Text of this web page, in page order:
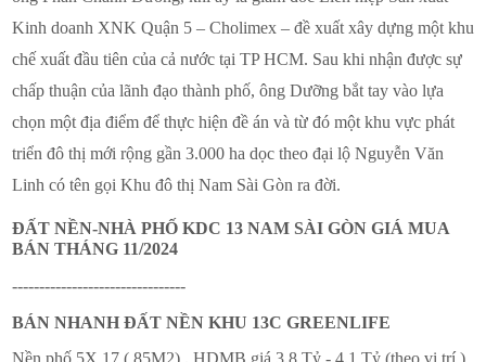
Kinh doanh XNK Quận 5 – Cholimex – đề xuất xây dựng một khu
chế xuất đầu tiên của cả nước tại TP HCM. Sau khi nhận được sự
chấp thuận của lãnh đạo thành phố, ông Dưỡng bắt tay vào lựa
chọn một địa điểm để thực hiện đề án và từ đó một khu vực phát
triển đô thị mới rộng gần 3.000 ha dọc theo đại lộ Nguyễn Văn
Linh có tên gọi Khu đô thị Nam Sài Gòn ra đời.
ĐẤT NỀN-NHÀ PHỐ KDC 13 NAM SÀI GÒN GIÁ MUA
BÁN THÁNG 11/2024
--------------------------------
BÁN NHANH ĐẤT NỀN KHU 13C GREENLIFE